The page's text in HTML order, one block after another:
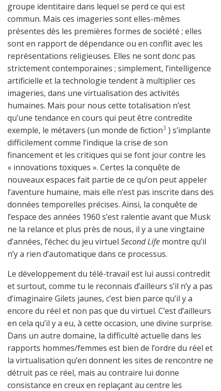
groupe identitaire dans lequel se perd ce qui est
commun. Mais ces imageries sont elles-mêmes
présentes dès les premières formes de société ; elles
sont en rapport de dépendance ou en conflit avec les
représentations religieuses. Elles ne sont donc pas
strictement contemporaines ; simplement, l’intelligence
artificielle et la technologie tendent à multiplier ces
imageries, dans une virtualisation des activités
humaines. Mais pour nous cette totalisation n’est
qu’une tendance en cours qui peut être contredite
exemple, le métavers (un monde de fiction3 ) s’implante
difficilement comme l’indique la crise de son
financement et les critiques qui se font jour contre les
« innovations toxiques ». Certes la conquête de
nouveaux espaces fait partie de ce qu’on peut appeler
l’aventure humaine, mais elle n’est pas inscrite dans des
données temporelles précises. Ainsi, la conquête de
l’espace des années 1960 s’est ralentie avant que Musk
ne la relance et plus près de nous, il y a une vingtaine
d’années, l’échec du jeu virtuel Second Life montre qu’il
n’y a rien d’automatique dans ce processus.
Le développement du télé-travail est lui aussi contredit
et surtout, comme tu le reconnais d’ailleurs s’il n’y a pas
d’imaginaire Gilets jaunes, c’est bien parce qu’il y a
encore du réel et non pas que du virtuel. C’est d’ailleurs
en cela qu’il y a eu, à cette occasion, une divine surprise.
Dans un autre domaine, la difficulté actuelle dans les
rapports hommes/femmes est bien de l’ordre du réel et
la virtualisation qu’en donnent les sites de rencontre ne
détruit pas ce réel, mais au contraire lui donne
consistance en creux en replaçant au centre les